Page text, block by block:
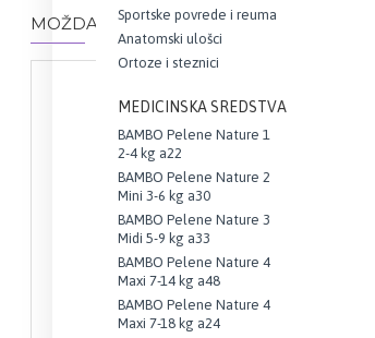
Sportske povrede i reuma
Anatomski ulošci
Ortoze i steznici
MEDICINSKA SREDSTVA
BAMBO Pelene Nature 1
2-4 kg a22
BAMBO Pelene Nature 2
Mini 3-6 kg a30
BAMBO Pelene Nature 3
Midi 5-9 kg a33
BAMBO Pelene Nature 4
Maxi 7-14 kg a48
BAMBO Pelene Nature 4
Maxi 7-18 kg a24
MOŽDA VAS ZANIMA I OVO...